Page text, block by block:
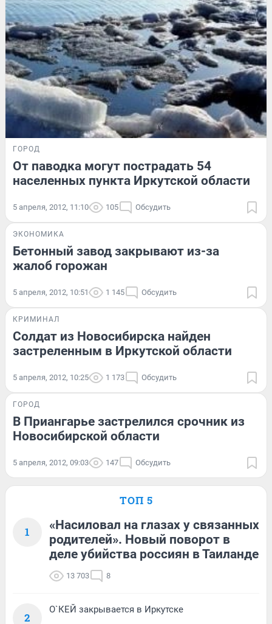
ГОРОД
От паводка могут пострадать 54
населенных пункта Иркутской области
5 апреля, 2012, 11:10 105 Обсудить
ЭКОНОМИКА
Бетонный завод закрывают из-за
жалоб горожан
5 апреля, 2012, 10:51 1 145 Обсудить
КРИМИНАЛ
Солдат из Новосибирска найден
застреленным в Иркутской области
5 апреля, 2012, 10:25 1 173 Обсудить
ГОРОД
В Приангарье застрелился срочник из
Новосибирской области
5 апреля, 2012, 09:03 147 Обсудить
ТОП 5
1
«Насиловал на глазах у связанных
родителей». Новый поворот в
деле убийства россиян в Таиланде
13 703 8
2
О`КЕЙ закрывается в Иркутске